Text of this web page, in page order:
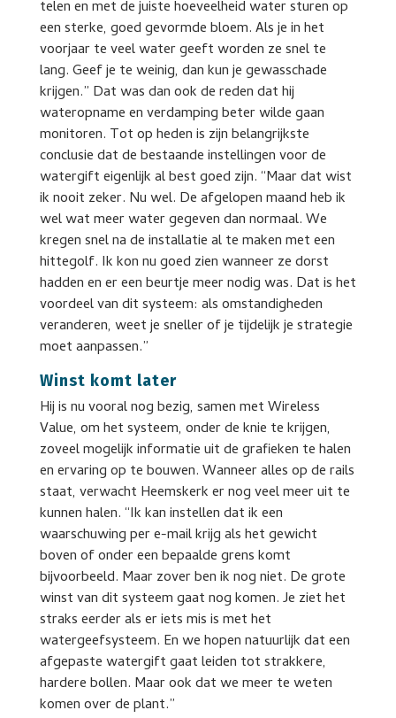
telen en met de juiste hoeveelheid water sturen op
een sterke, goed gevormde bloem. Als je in het
voorjaar te veel water geeft worden ze snel te
lang. Geef je te weinig, dan kun je gewasschade
krijgen.” Dat was dan ook de reden dat hij
wateropname en verdamping beter wilde gaan
monitoren. Tot op heden is zijn belangrijkste
conclusie dat de bestaande instellingen voor de
watergift eigenlijk al best goed zijn. “Maar dat wist
ik nooit zeker. Nu wel. De afgelopen maand heb ik
wel wat meer water gegeven dan normaal. We
kregen snel na de installatie al te maken met een
hittegolf. Ik kon nu goed zien wanneer ze dorst
hadden en er een beurtje meer nodig was. Dat is het
voordeel van dit systeem: als omstandigheden
veranderen, weet je sneller of je tijdelijk je strategie
moet aanpassen.”
Winst komt later
Hij is nu vooral nog bezig, samen met Wireless
Value, om het systeem, onder de knie te krijgen,
zoveel mogelijk informatie uit de grafieken te halen
en ervaring op te bouwen. Wanneer alles op de rails
staat, verwacht Heemskerk er nog veel meer uit te
kunnen halen. “Ik kan instellen dat ik een
waarschuwing per e-mail krijg als het gewicht
boven of onder een bepaalde grens komt
bijvoorbeeld. Maar zover ben ik nog niet. De grote
winst van dit systeem gaat nog komen. Je ziet het
straks eerder als er iets mis is met het
watergeefsysteem. En we hopen natuurlijk dat een
afgepaste watergift gaat leiden tot strakkere,
hardere bollen. Maar ook dat we meer te weten
komen over de plant.”